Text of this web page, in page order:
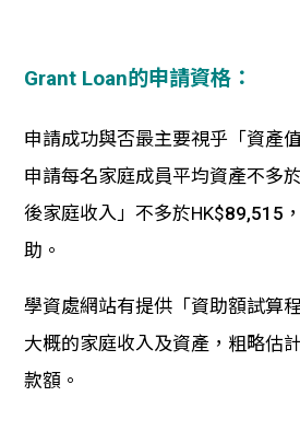
Grant Loan的申請資格：
申請成功與否最主要視乎「資產
申請每名家庭成員平均資產不多於
後家庭收入 」不多於HK$89,515
助。
學資處網站有提供「資助額試算
大概的家庭收入及資產，粗略估
款額。